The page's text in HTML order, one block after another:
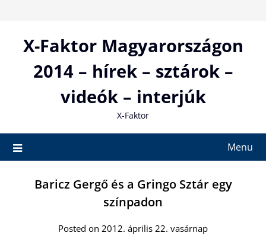
contentX-Faktor Magyarországon
2014 – hírek – sztárok –
videók – interjúk
X-Faktor
Menu
Baricz Gergő és a Gringo Sztár egy
színpadon
Posted on 2012. április 22. vasárnap